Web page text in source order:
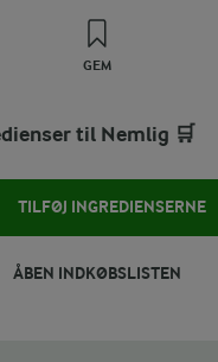
GEM
til Nemlig 🛒
TILFØJ INGREDIENSERNE
ÅBEN INDKØBSLISTEN